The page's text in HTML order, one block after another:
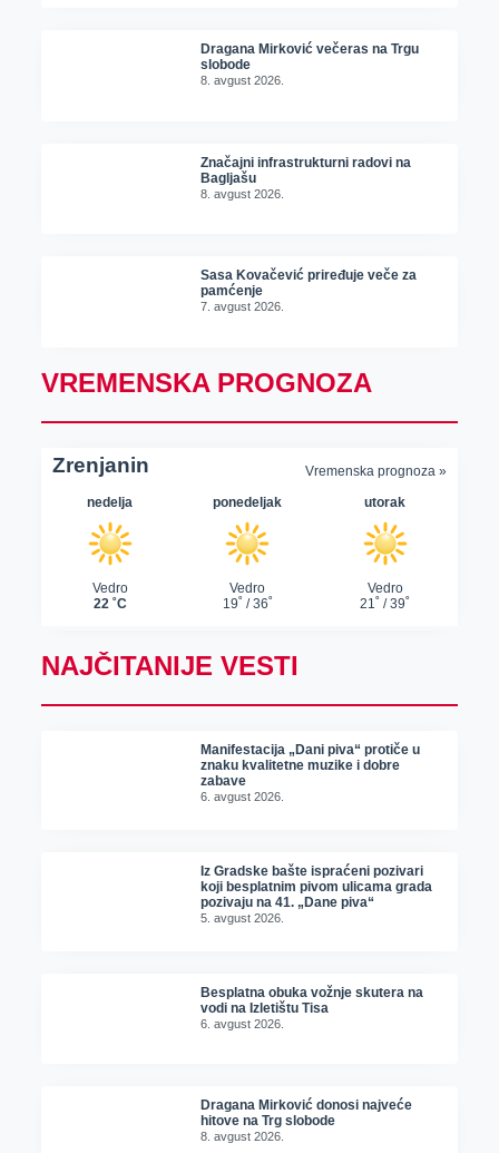
Dragana Mirković večeras na Trgu
slobode
8. avgust 2026.
Značajni infrastrukturni radovi na
Bagljašu
8. avgust 2026.
Sasa Kovačević priređuje veče za
pamćenje
7. avgust 2026.
VREMENSKA PROGNOZA
NAJČITANIJE VESTI
Manifestacija „Dani piva“ protiče u
znaku kvalitetne muzike i dobre
zabave
6. avgust 2026.
Iz Gradske bašte ispraćeni pozivari
koji besplatnim pivom ulicama grada
pozivaju na 41. „Dane piva“
5. avgust 2026.
Besplatna obuka vožnje skutera na
vodi na Izletištu Tisa
6. avgust 2026.
Dragana Mirković donosi najveće
hitove na Trg slobode
8. avgust 2026.